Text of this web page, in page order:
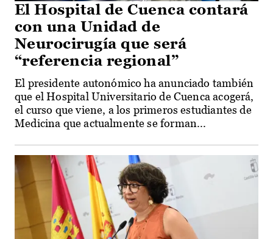
El Hospital de Cuenca contará
con una Unidad de
Neurocirugía que será
“referencia regional”
El presidente autonómico ha anunciado también
que el Hospital Universitario de Cuenca acogerá,
el curso que viene, a los primeros estudiantes de
Medicina que actualmente se forman...